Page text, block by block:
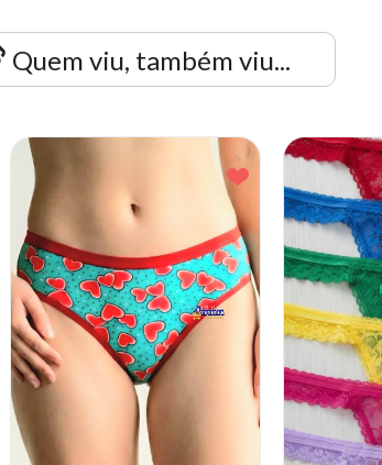
Quem viu, também viu...